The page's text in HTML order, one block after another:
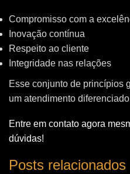
Compromisso com a
Inovação contínua
Respeito ao cliente
Integridade nas relações
Esse conjunto de princípios
um atendimento
Entre em contato agora
dúvidas!
Posts relacionados